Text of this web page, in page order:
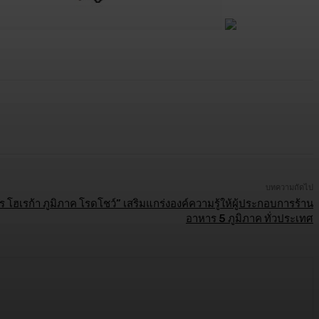
บทความถัดไป
ฮเรก้า ภูมิภาค โรดโชว์” เสริมแกร่งองค์ความรู้ให้ผู้ประกอบการร้าน
อาหาร 5 ภูมิภาค ทั่วประเทศ